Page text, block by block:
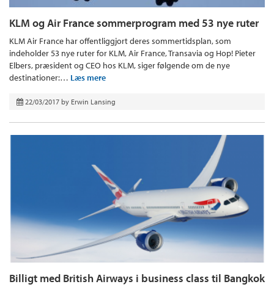
KLM og Air France sommerprogram med 53 nye ruter
KLM Air France har offentliggjort deres sommertidsplan, som
indeholder 53 nye ruter for KLM, Air France, Transavia og Hop! Pieter
Elbers, præsident og CEO hos KLM, siger følgende om de nye
destinationer:… Læs mere
22/03/2017 by Erwin Lansing
Billigt med British Airways i business class til Bangkok